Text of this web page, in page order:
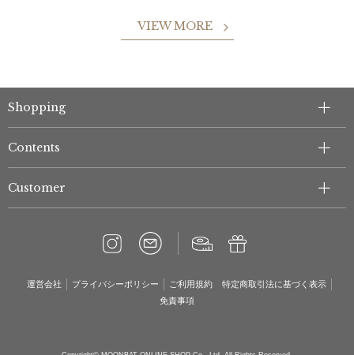
VIEW MORE
Shopping
Contents
Customer
運営会社 プライバシーポリシー ご利用規約
特定商取引法に基づく表示
免責事項